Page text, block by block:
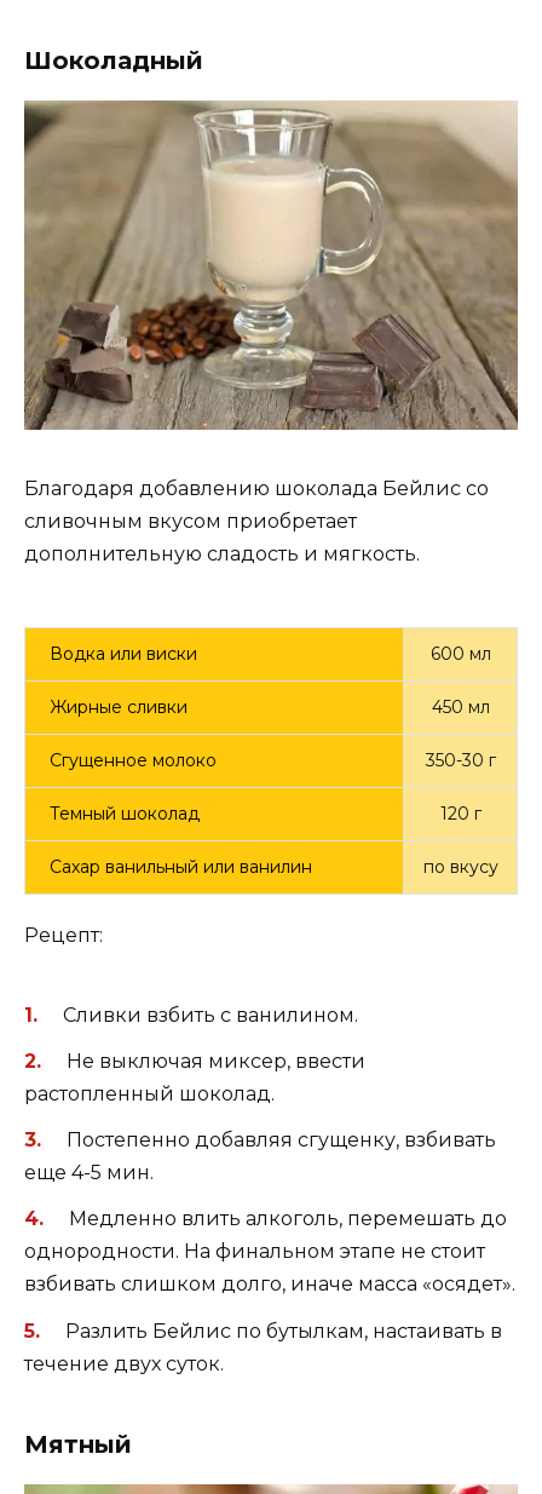
Шоколадный
Благодаря добавлению шоколада Бейлис со
сливочным вкусом приобретает
дополнительную сладость и мягкость.
Водка или виски 600 мл
Жирные сливки 450 мл
Сгущенное молоко 350-30 г
Темный шоколад 120 г
Сахар ванильный или ванилин по вкусу
Рецепт:
Сливки взбить с ванилином.
Не выключая миксер, ввести
растопленный шоколад.
Постепенно добавляя сгущенку, взбивать
еще 4-5 мин.
Медленно влить алкоголь, перемешать до
однородности. На финальном этапе не стоит
взбивать слишком долго, иначе масса «осядет».
Разлить Бейлис по бутылкам, настаивать в
течение двух суток.
Мятный